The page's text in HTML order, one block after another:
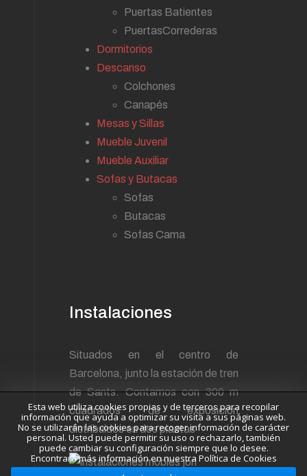
Puertas Batientes
PuertasCorrederas
Dormitorios
Descanso
Colchones
Canapés
Mesas y Sillas
Mueble Juvenil
Mueble Auxiliar
Sofas y Butacas
Sofas
Butacas
Sofas Cama
Esta web utiliza cookies propias y de terceros para recopilar
información que ayuda a optimizar su visita a sus páginas web.
No se utilizarán las cookies para recoger información de carácter
personal. Usted puede permitir su uso o rechazarlo, también
puede cambiar su configuración siempre que lo desee.
Encontrará más información en nuestra Política de Cookies
Instalaciones
Situados en el centro de
Barcelona, junto la estación de tren
de Sants. Contamos con 300 m
cuadrados de exposición
distribuidos en dos plantas